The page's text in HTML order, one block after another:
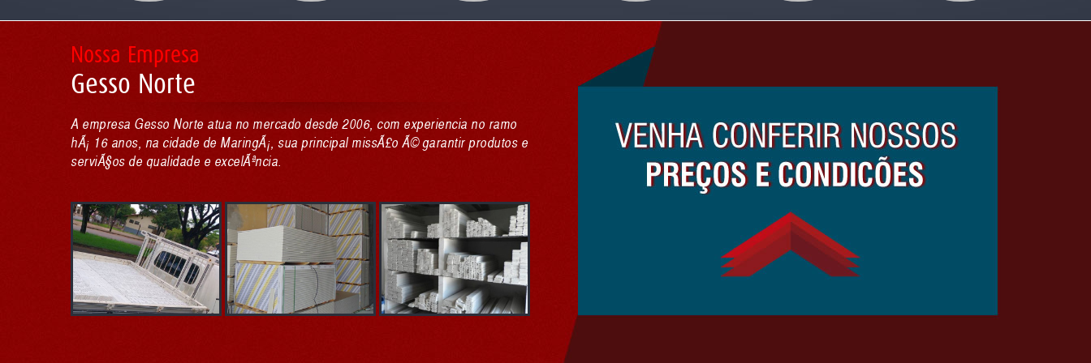
Nossa Empresa
Gesso Norte
A empresa Gesso Norte atua no mercado desde 2006, com experiencia no ramo
hÃ¡ 16 anos, na cidade de MaringÃ¡, sua principal missÃ£o Ã© garantir produtos e
serviÃ§os de qualidade e excelÃªncia.